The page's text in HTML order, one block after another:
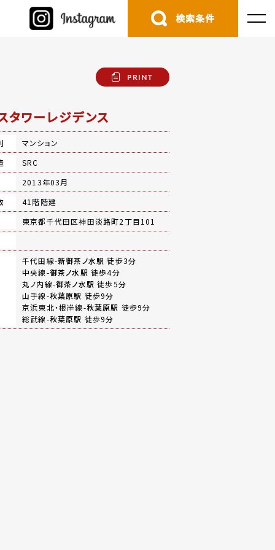
検索条件
PRINT
タワーレジデンス
マンション
SRC
2013年03月
41階階建
東京都千代田区神田淡路町2丁目101
千代田線-新御茶ノ水駅 徒歩3分
中央線-御茶ノ水駅 徒歩4分
丸ノ内線-御茶ノ水駅 徒歩5分
山手線-秋葉原駅 徒歩9分
京浜東北・根岸線-秋葉原駅 徒歩9分
総武線-秋葉原駅 徒歩9分